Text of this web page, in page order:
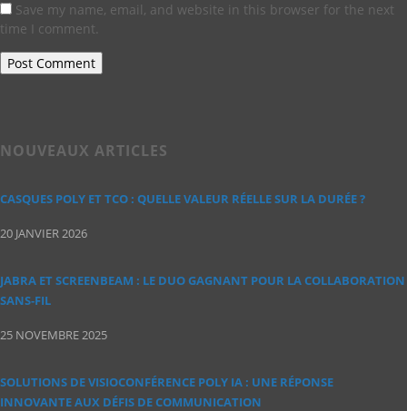
Save my name, email, and website in this browser for the next
time I comment.
NOUVEAUX ARTICLES
CASQUES POLY ET TCO : QUELLE VALEUR RÉELLE SUR LA DURÉE ?
20 JANVIER 2026
JABRA ET SCREENBEAM : LE DUO GAGNANT POUR LA COLLABORATION
SANS‑FIL
25 NOVEMBRE 2025
SOLUTIONS DE VISIOCONFÉRENCE POLY IA : UNE RÉPONSE
INNOVANTE AUX DÉFIS DE COMMUNICATION